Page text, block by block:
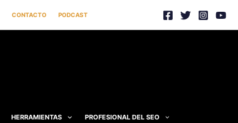
CONTACTO PODCAST
HERRAMIENTAS PROFESIONAL DEL SEO